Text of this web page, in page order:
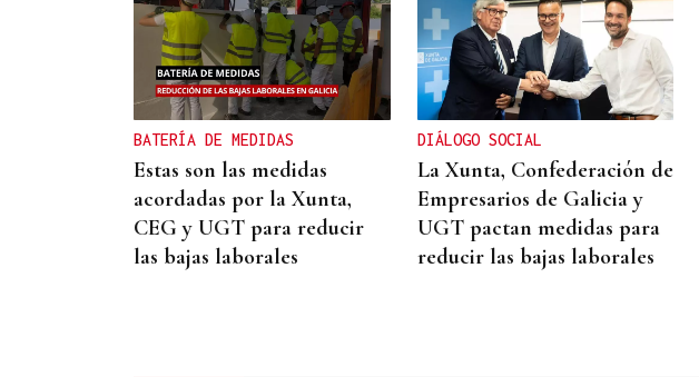
BATERÍA DE MEDIDAS
Estas son las medidas
acordadas por la Xunta,
CEG y UGT para reducir
las bajas laborales
DIÁLOGO SOCIAL
La Xunta, Confederación de
Empresarios de Galicia y
UGT pactan medidas para
reducir las bajas laborales